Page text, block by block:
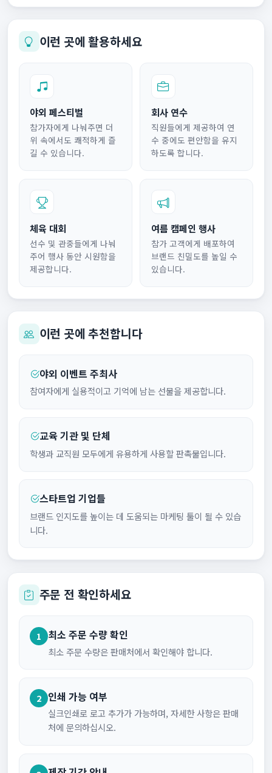
이런 곳에 활용하세요
야외 페스티벌
참가자에게 나눠주면 더
위 속에서도 쾌적하게 즐
길 수 있습니다.
회사 연수
직원들에게 제공하여 연
수 중에도 편안함을 유지
하도록 합니다.
체육 대회
선수 및 관중들에게 나눠
주어 행사 동안 시원함을
제공합니다.
여름 캠페인 행사
참가 고객에게 배포하여
브랜드 친밀도를 높일 수
있습니다.
이런 곳에 추천합니다
야외 이벤트 주최사
참여자에게 실용적이고 기억에 남는 선물을 제공합니다.
교육 기관 및 단체
학생과 교직원 모두에게 유용하게 사용할 판촉물입니다.
스타트업 기업들
브랜드 인지도를 높이는 데 도움되는 마케팅 툴이 될 수 있습
니다.
주문 전 확인하세요
1 최소 주문 수량 확인
최소 주문 수량은 판매처에서 확인해야 합니다.
2 인쇄 가능 여부
실크인쇄로 로고 추가가 가능하며, 자세한 사항은 판매
처에 문의하십시오.